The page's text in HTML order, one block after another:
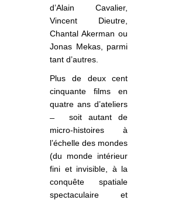
d’Alain Cavalier,
Vincent Dieutre,
Chantal Akerman ou
Jonas Mekas, parmi
tant d’autres.
Plus de deux cent
cinquante films en
quatre ans d’ateliers
soit autant de
micro-histoires à
l’échelle des mondes
(du monde intérieur
fini et invisible, à la
conquête spatiale
spectaculaire et